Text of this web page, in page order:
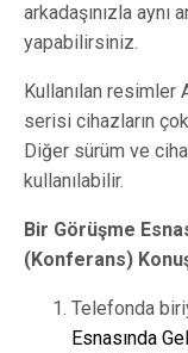
arkadaşınızla aynı
yapabilirsiniz.
Kullanılan resimler
serisi cihazların
Diğer sürüm ve
kullanılabilir.
Bir Görüşme
(Konferans)
Telefonda
Esnasında